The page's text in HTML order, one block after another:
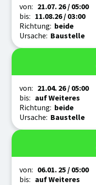
Zeitraum
von: 21.07. 26/ 05:00
bis: 11.08.26/ 03:00
Richtung: beide
Ursache: Baustelle
Zeitraum
von: 21.04. 26/ 05:00
bis: auf Weiteres
Richtung: beide
Ursache: Baustelle
Zeitraum
von: 06.01. 25/ 05:00
bis: auf Weiteres